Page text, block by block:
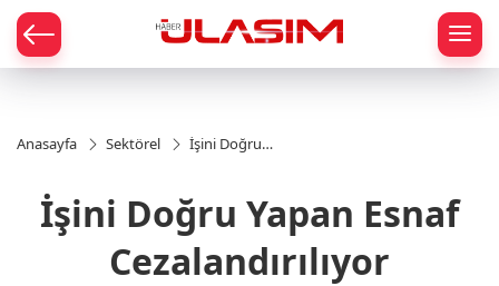
Anasayfa Sektörel
İşini Doğru
İşini Doğru Yapan Esnaf
Cezalandırılıyor